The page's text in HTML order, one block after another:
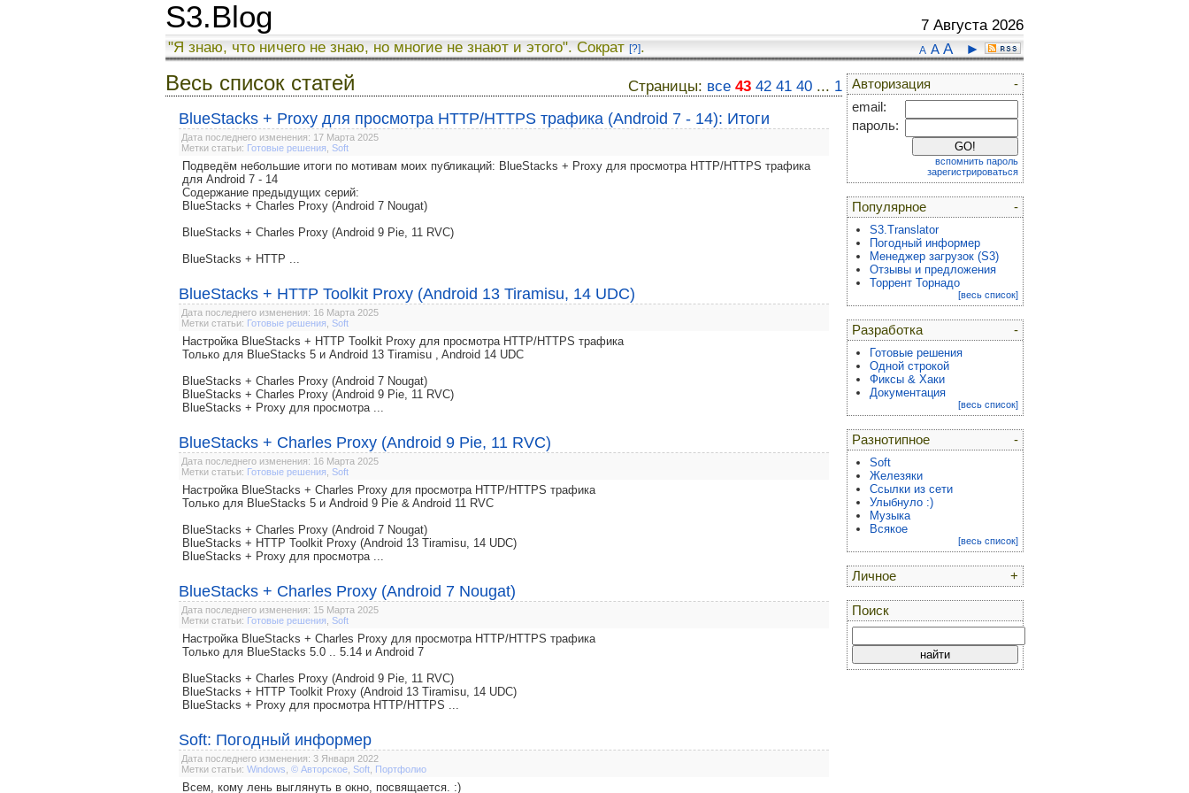
S3.Blog 7 Августа 2026
A A A ►
"Я знаю, что ничего не знаю, но многие не знают и этого". Сократ [?].
Страницы: все 43 42 41 40 ... 1
Весь список статей
BlueStacks + Proxy для просмотра HTTP/HTTPS трафика (Android 7 - 14): Итоги
Дата последнего изменения: 17 Марта 2025
Метки статьи: Готовые решения Soft
Подведём небольшие итоги по мотивам моих публикаций: BlueStacks + Proxy для просмотра HTTP/HTTPS трафика
для Android 7 - 14
Содержание предыдущих серий:
BlueStacks + Charles Proxy (Android 7 Nougat)
BlueStacks + Charles Proxy (Android 9 Pie, 11 RVC)
BlueStacks + HTTP ...
BlueStacks + HTTP Toolkit Proxy (Android 13 Tiramisu, 14 UDC)
Дата последнего изменения: 16 Марта 2025
Метки статьи: Готовые решения Soft
Настройка BlueStacks + HTTP Toolkit Proxy для просмотра HTTP/HTTPS трафика
Только для BlueStacks 5 и Android 13 Tiramisu , Android 14 UDC
BlueStacks + Charles Proxy (Android 7 Nougat)
BlueStacks + Charles Proxy (Android 9 Pie, 11 RVC)
BlueStacks + Proxy для просмотра ...
BlueStacks + Charles Proxy (Android 9 Pie, 11 RVC)
Дата последнего изменения: 16 Марта 2025
Метки статьи: Готовые решения Soft
Настройка BlueStacks + Charles Proxy для просмотра HTTP/HTTPS трафика
Только для BlueStacks 5 и Android 9 Pie & Android 11 RVC
BlueStacks + Charles Proxy (Android 7 Nougat)
BlueStacks + HTTP Toolkit Proxy (Android 13 Tiramisu, 14 UDC)
BlueStacks + Proxy для просмотра ...
BlueStacks + Charles Proxy (Android 7 Nougat)
Дата последнего изменения: 15 Марта 2025
Метки статьи: Готовые решения Soft
Настройка BlueStacks + Charles Proxy для просмотра HTTP/HTTPS трафика
Только для BlueStacks 5.0 .. 5.14 и Android 7
BlueStacks + Charles Proxy (Android 9 Pie, 11 RVC)
BlueStacks + HTTP Toolkit Proxy (Android 13 Tiramisu, 14 UDC)
BlueStacks + Proxy для просмотра HTTP/HTTPS ...
Soft: Погодный информер
Дата последнего изменения: 3 Января 2022
Метки статьи: Windows © Авторское Soft Портфолио
Всем, кому лень выглянуть в окно, посвящается. :)
-
Авторизация
email:
пароль:
вспомнить пароль
зарегистрироваться
-
Популярное
S3.Translator
Погодный информер
Менеджер загрузок (S3)
Отзывы и предложения
Торрент Торнадо
[весь список]
-
Разработка
Готовые решения
Одной строкой
Фиксы & Хаки
Документация
[весь список]
-
Разнотипное
Soft
Железяки
Ссылки из сети
Улыбнуло :)
Музыка
Всякое
[весь список]
+
Личное
Поиск